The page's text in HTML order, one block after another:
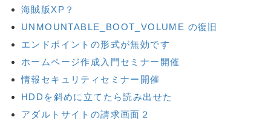
海賊版XP？
UNMOUNTABLE_BOOT_VOLUME の復旧
エンドポイントの形式が無効です
ホームページ作成入門セミナー開催
情報セキュリティセミナー開催
HDDを斜めに立てたら読み出せた
アダルトサイトの請求画面２